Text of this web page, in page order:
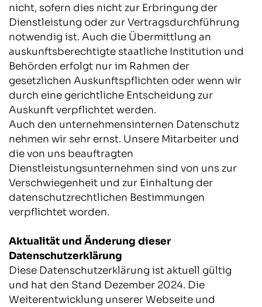
nicht, sofern dies nicht zur Erbringung der
Dienstleistung oder zur Vertragsdurchführung
notwendig ist. Auch die Übermittlung an
auskunftsberechtigte staatliche Institution und
Behörden erfolgt nur im Rahmen der
gesetzlichen Auskunftspflichten oder wenn wir
durch eine gerichtliche Entscheidung zur
Auskunft verpflichtet werden.
Auch den unternehmensinternen Datenschutz
nehmen wir sehr ernst. Unsere Mitarbeiter und
die von uns beauftragten
Dienstleistungsunternehmen sind von uns zur
Verschwiegenheit und zur Einhaltung der
datenschutzrechtlichen Bestimmungen
verpflichtet worden.
Aktualität und Änderung dieser
Datenschutzerklärung
Diese Datenschutzerklärung ist aktuell gültig
und hat den Stand Dezember 2024. Die
Weiterentwicklung unserer Webseite und